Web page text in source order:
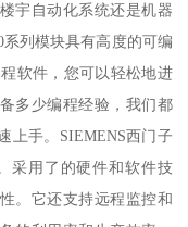
宇自动化系统还是机器
系列模块具有高度的可编
软件，您可以轻松地进
多少编程经验，我们都
上手。SIEMENS西门子
采用了的硬件和软件技
。它还支持远程监控和